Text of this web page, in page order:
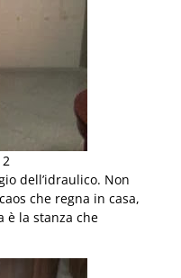
2
dell’idraulico. Non
che regna in casa,
è la stanza che